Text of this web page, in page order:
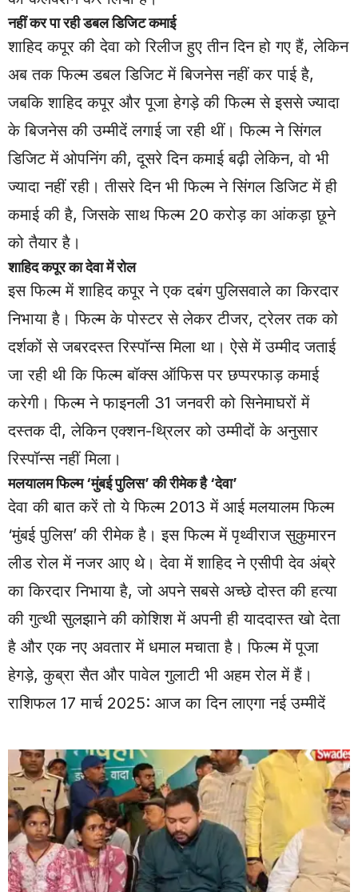
नहीं कर पा रही डबल डिजिट कमाई
शाहिद कपूर की देवा को रिलीज हुए तीन दिन हो गए हैं, लेकिन
अब तक फिल्म डबल डिजिट में बिजनेस नहीं कर पाई है,
जबकि शाहिद कपूर और पूजा हेगड़े की फिल्म से इससे ज्यादा
के बिजनेस की उम्मीदें लगाई जा रही थीं। फिल्म ने सिंगल
डिजिट में ओपनिंग की, दूसरे दिन कमाई बढ़ी लेकिन, वो भी
ज्यादा नहीं रही। तीसरे दिन भी फिल्म ने सिंगल डिजिट में ही
कमाई की है, जिसके साथ फिल्म 20 करोड़ का आंकड़ा छूने
को तैयार है।
शाहिद कपूर का देवा में रोल
इस फिल्म में शाहिद कपूर ने एक दबंग पुलिसवाले का किरदार
निभाया है। फिल्म के पोस्टर से लेकर टीजर, ट्रेलर तक को
दर्शकों से जबरदस्त रिस्पॉन्स मिला था। ऐसे में उम्मीद जताई
जा रही थी कि फिल्म बॉक्स ऑफिस पर छप्परफाड़ कमाई
करेगी। फिल्म ने फाइनली 31 जनवरी को सिनेमाघरों में
दस्तक दी, लेकिन एक्शन-थ्रिलर को उम्मीदों के अनुसार
रिस्पॉन्स नहीं मिला।
मलयालम फिल्म ‘मुंबई पुलिस’ की रीमेक है ‘देवा’
देवा की बात करें तो ये फिल्म 2013 में आई मलयालम फिल्म
‘मुंबई पुलिस’ की रीमेक है। इस फिल्म में पृथ्वीराज सुकुमारन
लीड रोल में नजर आए थे। देवा में शाहिद ने एसीपी देव अंब्रे
का किरदार निभाया है, जो अपने सबसे अच्छे दोस्त की हत्या
की गुत्थी सुलझाने की कोशिश में अपनी ही याददास्त खो देता
है और एक नए अवतार में धमाल मचाता है। फिल्म में पूजा
हेगड़े, कुब्रा सैत और पावेल गुलाटी भी अहम रोल में हैं।
राशिफल 17 मार्च 2025: आज का दिन लाएगा नई उम्मीदें